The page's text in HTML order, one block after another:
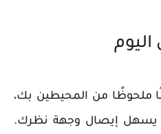
ملحوظًا من المحيطين بك،
يسهل إيصال وجهة نظرك.